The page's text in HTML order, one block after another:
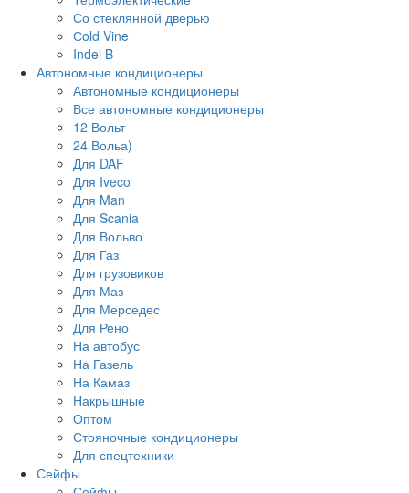
Со стеклянной дверью
Сold Vine
Indel B
Автономные кондиционеры
Автономные кондиционеры
Все автономные кондиционеры
12 Вольт
24 Вольа)
Для DAF
Для Iveco
Для Man
Для Scania
Для Вольво
Для Газ
Для грузовиков
Для Маз
Для Мерседес
Для Рено
На автобус
На Газель
На Камаз
Накрышные
Оптом
Стояночные кондиционеры
Для спецтехники
Сейфы